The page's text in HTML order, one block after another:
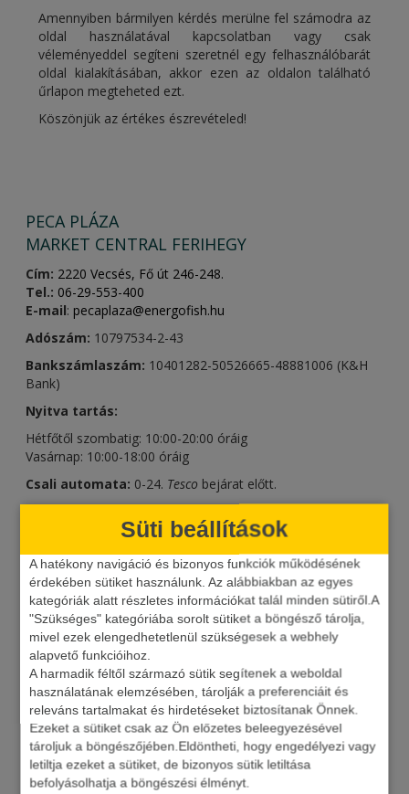
Süti beállítások
A hatékony navigáció és bizonyos funkciók működésének
érdekében sütiket használunk. Az alábbiakban az egyes
kategóriák alatt részletes információkat talál minden sütiről.A
"Szükséges" kategóriába sorolt sütiket a böngésző tárolja,
mivel ezek elengedhetetlenül szükségesek a webhely
alapvető funkcióihoz.
A harmadik féltől származó sütik segítenek a weboldal
használatának elemzésében, tárolják a preferenciáit és
releváns tartalmakat és hirdetéseket biztosítanak Önnek.
Ezeket a sütiket csak az Ön előzetes beleegyezésével
tároljuk a böngészőjében.Eldöntheti, hogy engedélyezi vagy
letiltja ezeket a sütiket, de bizonyos sütik letiltása
befolyásolhatja a böngészési élményt.
Amennyiben bármilyen kérdés merülne fel számodra az
oldal használatával kapcsolatban vagy csak
véleményeddel segíteni szeretnél egy felhasználóbarát
oldal kialakításában, akkor ezen az oldalon található
űrlapon megteheted ezt.
Köszönjük az értékes észrevételed!
PECA PLÁZA
MARKET CENTRAL FERIHEGY
Cím: 2220 Vecsés, Fő út 246-248.
Tel.: 06-29-553-400
E-mail: pecaplaza@energofish.hu
Adószám: 10797534-2-43
Bankszámlaszám: 10401282-50526665-48881006 (K&H
Bank)
Nyitva tartás:
Hétfőtől szombatig: 10:00-20:00 óráig
Vasárnap: 10:00-18:00 óráig
Csali automata: 0-24. Tesco bejárat előtt.
Küldj üzenetet
E-mail cím
Üzenet
Biztonsági kód*